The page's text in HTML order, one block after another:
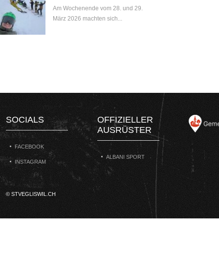
Am Wochenende vom 28. und 29.
März 2026 machten sich...
SOCIALS
FACEBOOK
INSTAGRAM
OFFIZIELLER
AUSRÜSTER
ALBANI SPORT
© STVEGLISWIL.CH